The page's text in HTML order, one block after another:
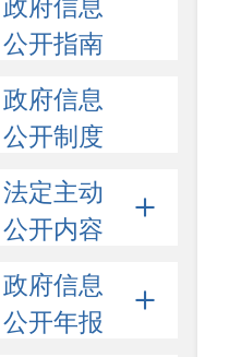
公开指南
政府信息
公开制度
法定主动
公开内容
政府信息
公开年报